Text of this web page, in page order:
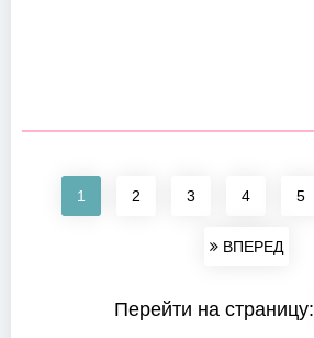
1 2 3 4 5
ВПЕРЕД
Перейти на страницу: